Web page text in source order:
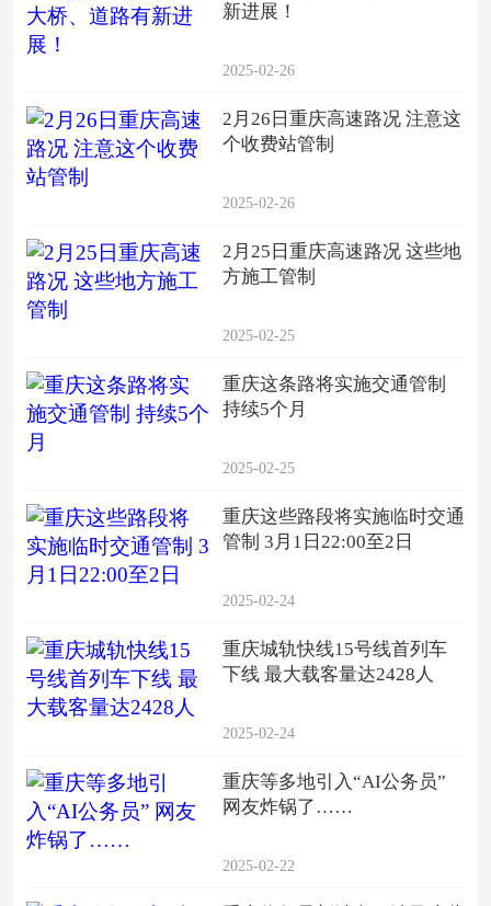
新进展！
2025-02-26
2月26日重庆高速路况 注意这
个收费站管制
2025-02-26
2月25日重庆高速路况 这些地
方施工管制
2025-02-25
重庆这条路将实施交通管制
持续5个月
2025-02-25
重庆这些路段将实施临时交通
管制 3月1日22:00至2日
2025-02-24
重庆城轨快线15号线首列车
下线 最大载客量达2428人
2025-02-24
重庆等多地引入“AI公务员”
网友炸锅了……
2025-02-22